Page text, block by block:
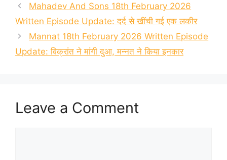
Mahadev And Sons 18th February 2026
Written Episode Update: दर्द से खींची गई एक लकीर
Mannat 18th February 2026 Written Episode
Update: विक्रांत ने मांगी दुआ, मन्नत ने किया इनकार
Leave a Comment